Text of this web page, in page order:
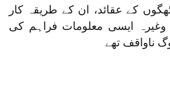
ٹھگوں کے عقائد، ان کے طریقہ کار
وغیرہ ایسی معلومات فراہم کی
ناواقف تھے